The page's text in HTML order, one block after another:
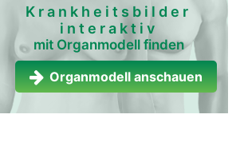
Krankheitsbilder
interaktiv
mit Organmodell finden
Organmodell anschauen